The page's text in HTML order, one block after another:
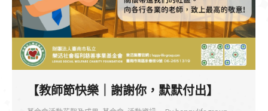
【教師節快樂｜謝謝你，默默付出】